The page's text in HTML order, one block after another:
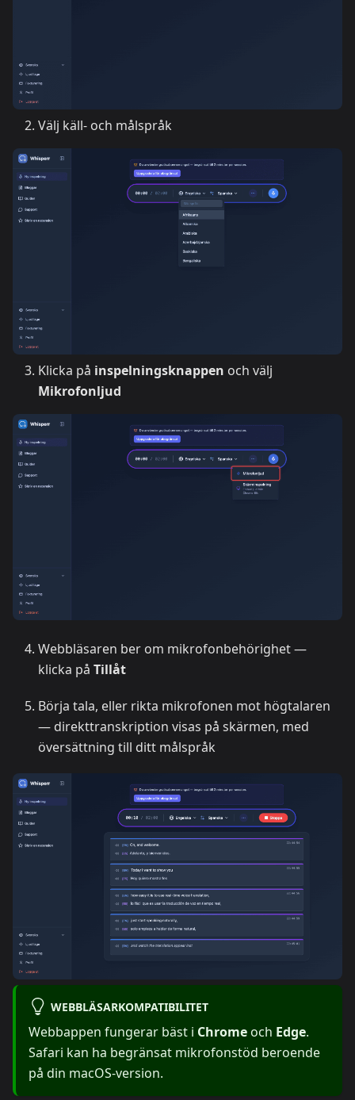
Välj käll- och målspråk
Klicka på inspelningsknappen och välj
Mikrofonljud
Webbläsaren ber om mikrofonbehörighet —
klicka på Tillåt
Börja tala, eller rikta mikrofonen mot högtalaren
— direkttranskription visas på skärmen, med
översättning till ditt målspråk
WEBBLÄSARKOMPATIBILITET
Webbappen fungerar bäst i Chromeoch Edge.
Safari kan ha begränsat mikrofonstöd beroende
på din macOS-version.